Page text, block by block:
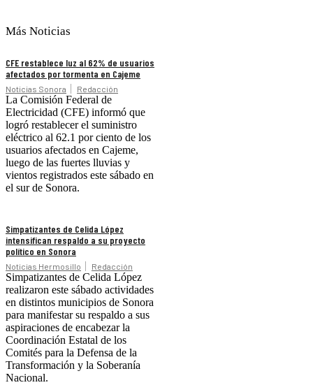
Más Noticias
CFE restablece luz al 62% de usuarios
afectados por tormenta en Cajeme
Noticias Sonora Redacción
La Comisión Federal de
Electricidad (CFE) informó que
logró restablecer el suministro
eléctrico al 62.1 por ciento de los
usuarios afectados en Cajeme,
luego de las fuertes lluvias y
vientos registrados este sábado en
el sur de Sonora.
Simpatizantes de Celida López
intensifican respaldo a su proyecto
político en Sonora
Noticias Hermosillo Redacción
Simpatizantes de Celida López
realizaron este sábado actividades
en distintos municipios de Sonora
para manifestar su respaldo a sus
aspiraciones de encabezar la
Coordinación Estatal de los
Comités para la Defensa de la
Transformación y la Soberanía
Nacional.